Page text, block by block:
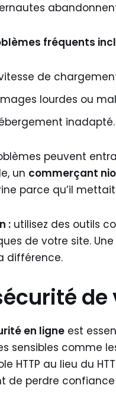
fréquents
de
lourdes ou
inadapté.
peuvent
un commerçant
parce qu’il
: utilisez des outils
de votre site.
différence.
en ligne est
sensibles comme
HTTP au lieu du
de perdre